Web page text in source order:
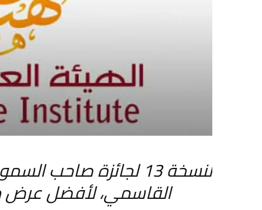
لنسخة 13 لجائزة صاحب السمو
القاسمي، لأفضل عرض مسرحي